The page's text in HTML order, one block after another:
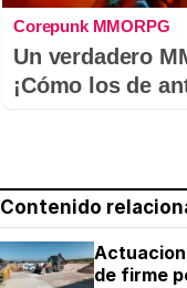
Corepunk MMORPG
Un verdadero
¡Cómo los de
Contenido
de firme